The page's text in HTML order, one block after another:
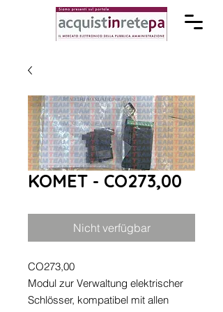
KOMET - CO273,00
Nicht verfügbar
CO273,00
Modul zur Verwaltung elektrischer
Schlösser, kompatibel mit allen